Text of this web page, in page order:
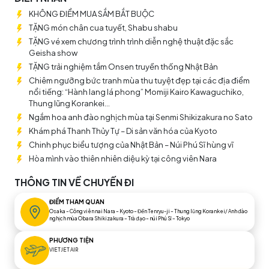
địa điểm ngắm cảnh mùa thu đẹp tại Nhật Bản là nói đến
những địa danh nổi tiếng như Kyoto, Yamanashi, Nara... với
những công trình cổ kính, di tích lịch sử và không gian thiên
nhiên kỳ ảo. Cùng với cảnh quan, có thật nhiều điều hấp dẫn
trongtour Nhật Bản
trải nghiệm khám phá văn hóa bản địa đặc sắc.
KHÔNG ĐIỂM MUA SẮM BẮT BUỘC
TẶNG món chân cua tuyết, Shabu shabu
TẶNG vé xem chương trình trình diễn nghệ thuật đặc sắc
Geisha show
TẶNG trải nghiệm tắm Onsen truyền thống Nhật Bản
Chiêm ngưỡng bức tranh mùa thu tuyệt đẹp tại các địa điểm
nổi tiếng: “Hành lang lá phong” Momiji Kairo Kawaguchiko,
Thung lũng Korankei...
Ngắm hoa anh đào nghịch mùa tại Senmi Shikizakura no Sato
Khám phá Thanh Thủy Tự – Di sản văn hóa của Kyoto
Chinh phục biểu tượng của Nhật Bản – Núi Phú Sĩ hùng vĩ
Hòa mình vào thiên nhiên diệu kỳ tại công viên Nara
THÔNG TIN VỀ CHUYẾN ĐI
ĐIỂM THAM QUAN
Osaka – Công viên nai Nara – Kyoto – Đền Tenryu-ji – Thung lũng Korankei/ Anh đào
nghịch mùa Obara Shikizakura – Trà đạo – núi Phú Sĩ – Tokyo
PHƯƠNG TIỆN
VIETJET AIR